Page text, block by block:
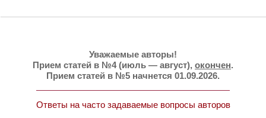
Уважаемые авторы!
Прием статей в №4 (июль — август), окончен.
Прием статей в №5 начнется 01.09.2026.
Ответы на часто задаваемые вопросы авторов